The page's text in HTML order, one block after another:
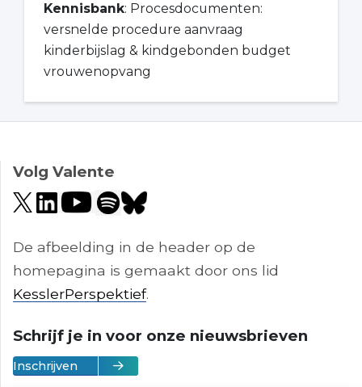
Kennisbank: Procesdocumenten:
versnelde procedure aanvraag
kinderbijslag & kindgebonden budget
vrouwenopvang
Volg Valente
De afbeelding in de header op de
homepagina is gemaakt door ons lid
KesslerPerspektief.
Schrijf je in voor onze nieuwsbrieven
Inschrijven